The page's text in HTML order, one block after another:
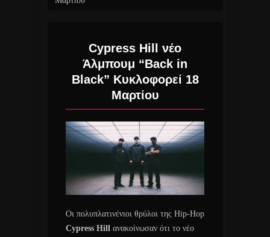
Cypress Hill νέο
Άλμπουμ “Back in
Black” Κυκλοφορεί 18
Μαρτίου
Οι πολυπλατινένιοι θρύλοι της Ηip-Ηop
Cypress Hill ανακοίνωσαν ότι το νέο